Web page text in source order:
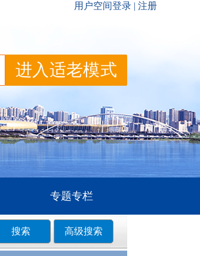
进入适老模式
专题专栏
搜索 高级搜索